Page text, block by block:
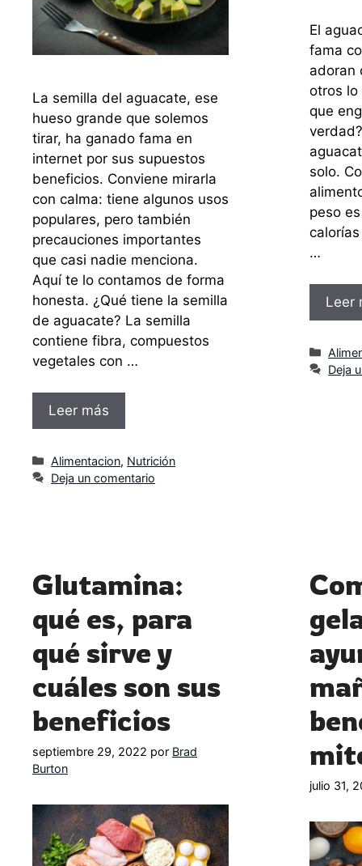
La semilla del aguacate, ese
hueso grande que solemos
tirar, ha ganado fama en
internet por sus supuestos
beneficios. Conviene mirarla
con calma: tiene algunos usos
populares, pero también
precauciones importantes
que casi nadie menciona.
Aquí te lo contamos de forma
honesta. ¿Qué tiene la semilla
de aguacate? La semilla
contiene fibra, compuestos
vegetales con …
Leer más
Categorías
Alimentacion, Nutrición
Deja un comentario
El
fama
adoran
otros lo
que
solo.
peso
…
Leer
Deja
Glutamina:
qué es, para
qué sirve y
cuáles son sus
beneficios
septiembre 29, 2022 por Brad
Burton
julio 31,